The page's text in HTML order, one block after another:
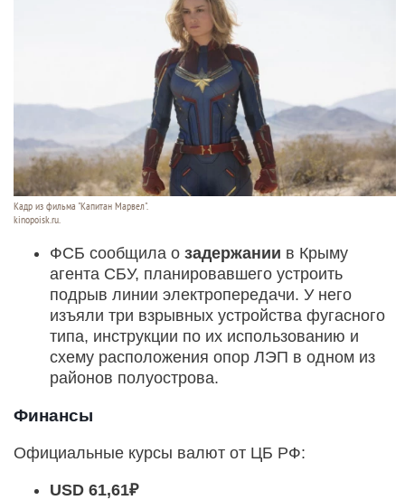
Кадр из фильма "Капитан Марвел".
kinopoisk.ru.
ФСБ сообщила о задержании в Крыму
агента СБУ, планировавшего устроить
подрыв линии электропередачи. У него
изъяли три взрывных устройства фугасного
типа, инструкции по их использованию и
схему расположения опор ЛЭП в одном из
районов полуострова.
Финансы
Официальные курсы валют от ЦБ РФ:
USD 61,61₽